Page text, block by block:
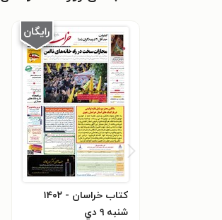
کتاب خراسان - ۱۴۰۲
شنبه ۹ دي